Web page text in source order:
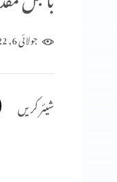
جولائی 6, 2022
شیئر کریں